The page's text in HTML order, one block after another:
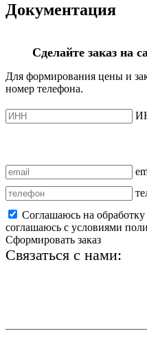
Документация
Сделайте заказ на
Для формирования цены и
номер телефона.
Соглашаюсь на
соглашаюсь с условиями
Сформировать заказ
Связаться с нами: